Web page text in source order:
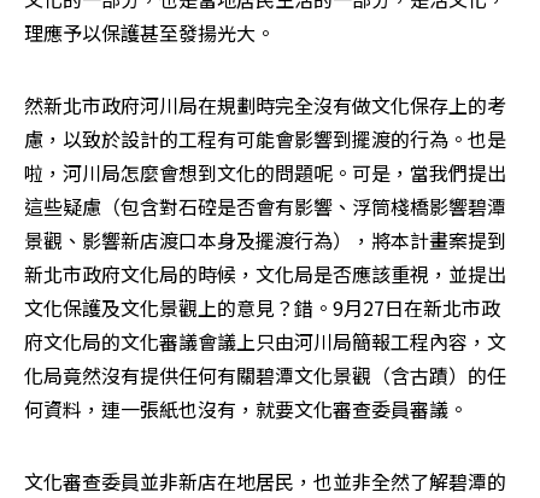
理應予以保護甚至發揚光大。
然新北市政府河川局在規劃時完全沒有做文化保存上的考
慮，以致於設計的工程有可能會影響到擺渡的行為。也是
啦，河川局怎麼會想到文化的問題呢。可是，當我們提出
這些疑慮（包含對石硿是否會有影響、浮筒棧橋影響碧潭
景觀、影響新店渡口本身及擺渡行為），將本計畫案提到
新北市政府文化局的時候，文化局是否應該重視，並提出
文化保護及文化景觀上的意見？錯。9月27日在新北市政
府文化局的文化審議會議上只由河川局簡報工程內容，文
化局竟然沒有提供任何有關碧潭文化景觀（含古蹟）的任
何資料，連一張紙也沒有，就要文化審查委員審議。
文化審查委員並非新店在地居民，也並非全然了解碧潭的